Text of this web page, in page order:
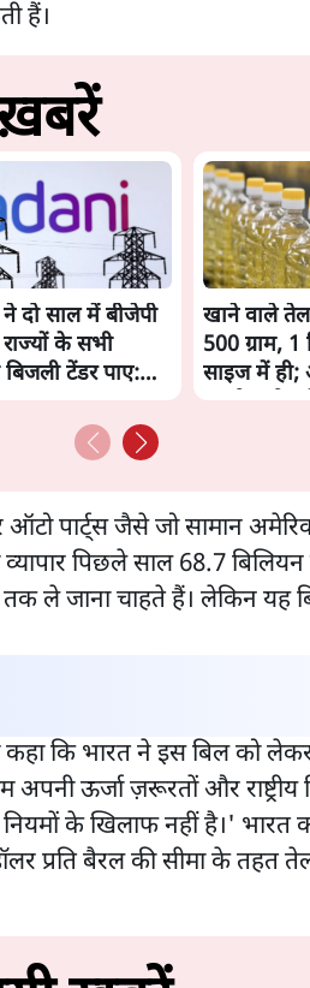
हैं।
दो साल में बीजेपी
के सभी
टेंडर पाए:
खाने वाले
500 ग्राम,
साइज में
पार्ट्स जैसे जो सामान
पिछले साल 68.7 बिलियन
ले जाना चाहते हैं। लेकिन यह
कि भारत ने इस बिल को
अपनी ऊर्जा ज़रूरतों और
के खिलाफ नहीं है।' भारत
प्रति बैरल की सीमा के तहत